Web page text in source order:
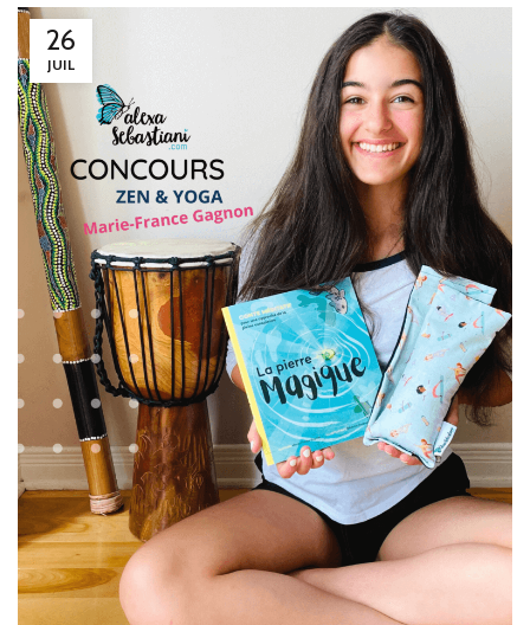
26
JUIL